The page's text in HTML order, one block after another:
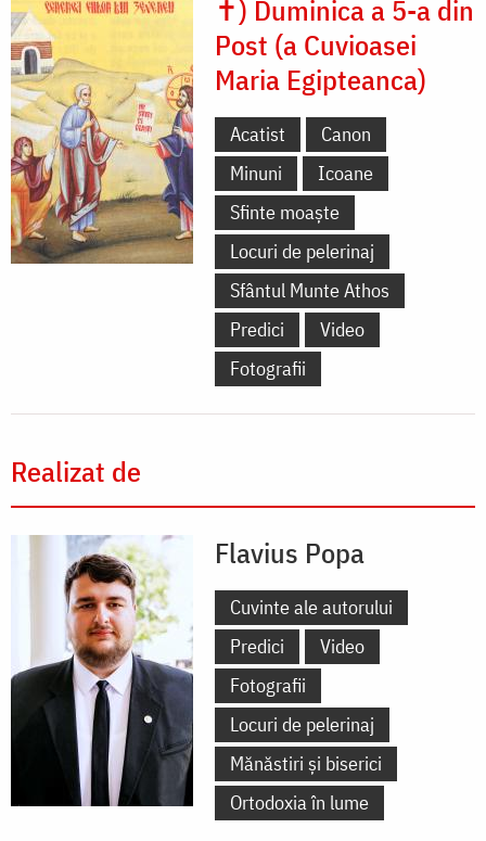
✝) Duminica a 5-a din
Post (a Cuvioasei
Maria Egipteanca)
Acatist
Canon
Minuni
Icoane
Sfinte moaște
Locuri de pelerinaj
Sfântul Munte Athos
Predici
Video
Fotografii
Realizat de
Flavius Popa
Cuvinte ale autorului
Predici
Video
Fotografii
Locuri de pelerinaj
Mănăstiri și biserici
Ortodoxia în lume